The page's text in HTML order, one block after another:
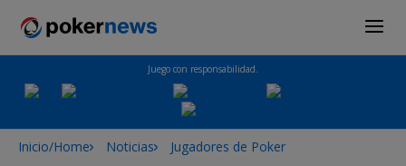
Juego con responsabilidad.
Inicio/Home Noticias Jugadores de Poker